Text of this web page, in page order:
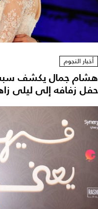
أخبار النجوم
هشام جمال يكشف سبب
حفل زفافه إلى ليلى